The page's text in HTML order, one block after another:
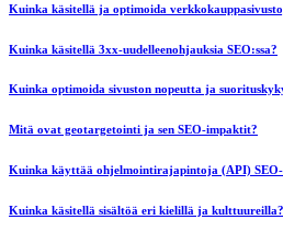
Kuinka käsitellä ja optimoida
Kuinka käsitellä 3xx-uudelleenohjauksia SEO:ssa?
Kuinka optimoida sivuston nopeutta ja
Mitä ovat geotargetointi ja sen SEO-impaktit?
Kuinka käyttää ohjelmointirajapintoja (API) SEO-
Kuinka käsitellä sisältöä eri kielillä ja kulttuureilla?